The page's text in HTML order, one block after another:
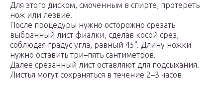
Для этого диском, смоченным в спирте, протереть
нож или лезвие.
После процедуры нужно осторожно срезать
выбранный лист фиалки, сделав косой срез,
соблюдая градус угла, равный 45°. Длину ножки
нужно оставить три–пять сантиметров.
Далее срезанный лист оставляют для подсыхания.
Листья могут сохраняться в течение 2–3 часов